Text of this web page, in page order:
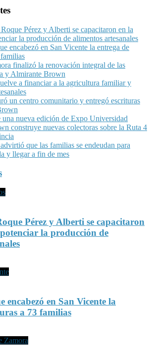
Pérez y Alberti se capacitaron en la
la producción de alimentos artesanales
encabezó en San Vicente la entrega de
finalizó la renovación integral de las
y Almirante Brown
a financiar a la agricultura familiar y
un centro comunitario y entregó escrituras
nueva edición de Expo Universidad
construye nuevas colectoras sobre la Ruta 4
que las familias se endeudan para
y llegar a fin de mes
Pérez y Alberti se capacitaron
la producción de
encabezó en San Vicente la
a 73 familias
Zamora